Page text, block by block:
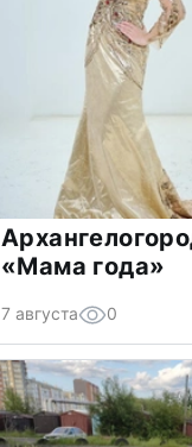
«Мама года»
7 августа 0